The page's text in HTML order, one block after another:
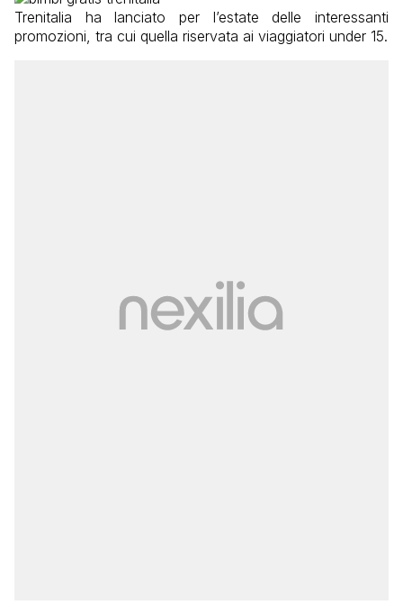
Trenitalia ha lanciato per l’estate delle interessanti
promozioni, tra cui quella riservata ai viaggiatori under 15.